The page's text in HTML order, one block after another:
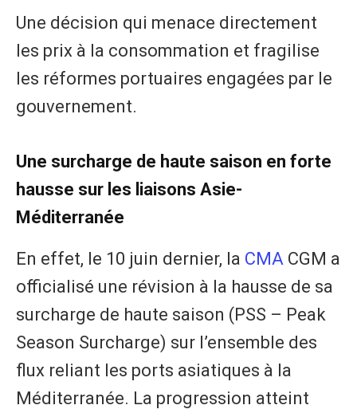
Une décision qui menace directement
les prix à la consommation et fragilise
les réformes portuaires engagées par le
gouvernement.
Une surcharge de haute saison en forte
hausse sur les liaisons Asie-
Méditerranée
En effet, le 10 juin dernier, la CMA CGM a
officialisé une révision à la hausse de sa
surcharge de haute saison (PSS – Peak
Season Surcharge) sur l’ensemble des
flux reliant les ports asiatiques à la
Méditerranée. La progression atteint